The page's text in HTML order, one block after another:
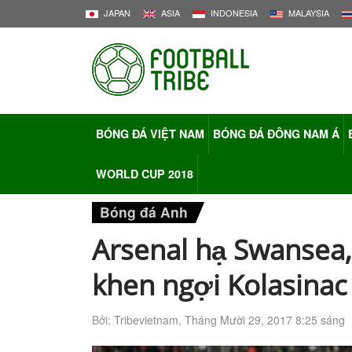
JAPAN ASIA INDONESIA MALAYSIA
BÓNG ĐÁ VIỆT NAM BÓNG ĐÁ ĐÔNG NAM Á
WORLD CUP 2018
Bóng đá Anh
Arsenal hạ
khen ngợi Kolasinac
Bởi: Tribevietnam, Tháng Mười 29, 2017 8:25 sáng